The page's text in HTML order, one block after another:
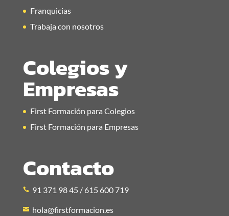
Franquicias
Trabaja con nosotros
Colegios y
Empresas
First Formación para Colegios
First Formación para Empresas
Contacto
91 371 98 45 / 615 600 719
hola@firstformacion.es